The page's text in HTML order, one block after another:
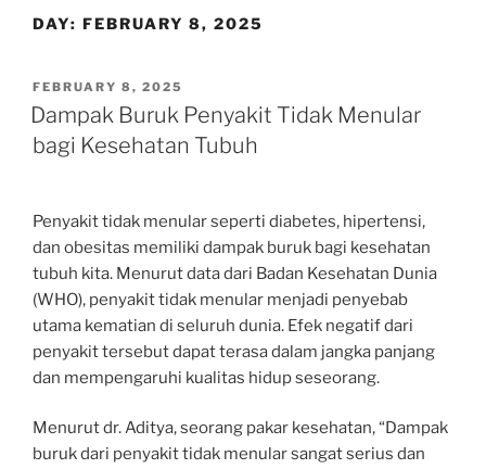
DAY: FEBRUARY 8, 2025
POSTED
ON
FEBRUARY 8, 2025
Dampak Buruk Penyakit Tidak Menular
bagi Kesehatan Tubuh
Penyakit tidak menular seperti diabetes, hipertensi,
dan obesitas memiliki dampak buruk bagi kesehatan
tubuh kita. Menurut data dari Badan Kesehatan Dunia
(WHO), penyakit tidak menular menjadi penyebab
utama kematian di seluruh dunia. Efek negatif dari
penyakit tersebut dapat terasa dalam jangka panjang
dan mempengaruhi kualitas hidup seseorang.
Menurut dr. Aditya, seorang pakar kesehatan, “Dampak
buruk dari penyakit tidak menular sangat serius dan